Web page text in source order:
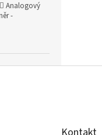
Analogový
-